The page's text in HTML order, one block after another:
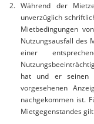
Während der
unverzüglich
Mietbedingungen
Nutzungsausfall des
einer
hat und er seinen
vorgesehenen
nachgekommen ist.
Mietgegenstandes